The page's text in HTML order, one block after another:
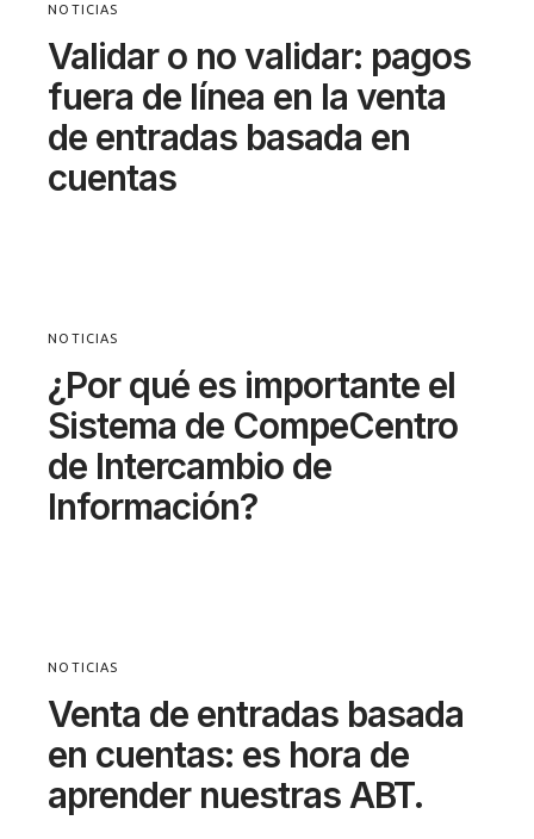
NOTICIAS
Validar o no validar: pagos
fuera de línea en la venta
de entradas basada en
cuentas
NOTICIAS
¿Por qué es importante el
Sistema de CompeCentro
de Intercambio de
Información?
NOTICIAS
Venta de entradas basada
en cuentas: es hora de
aprender nuestras ABT.